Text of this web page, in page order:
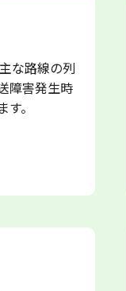
な路線の列
障害発生時
。